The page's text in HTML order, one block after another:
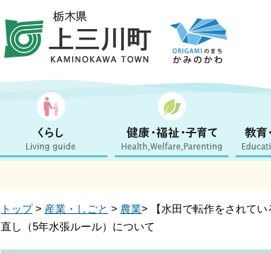
トップ> 産業・しごと > 農業> 【水田で転作をされて
直し（5年水張ルール）について